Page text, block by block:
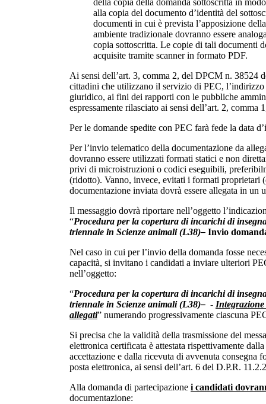
alla copia del documento d’identità del
documenti in cui è prevista l’apposizione
ambiente tradizionale dovranno essere
copia sottoscritta. Le copie di tali documenti
acquisite tramite scanner in formato PDF.
Ai sensi dell’art. 3, comma 2, del DPCM n. 38524
cittadini che utilizzano il servizio di PEC,
giuridico, ai fini dei rapporti con le pubbliche
espressamente rilasciato ai sensi dell’art. 2, comma
Per le domande spedite con PEC farà fede la data
Per l’invio telematico della documentazione da
dovranno essere utilizzati formati statici e non
privi di microistruzioni o codici eseguibili,
(ridotto). Vanno, invece, evitati i formati proprietari
documentazione inviata dovrà essere allegata in un
Il messaggio dovrà riportare nell’oggetto
“Procedura per la copertura di incarichi di
triennale in Scienze animali (L38)– Invio
Nel caso in cui per l’invio della domanda fosse
capacità, si invitano i candidati a inviare ulteriori
nell’oggetto:
“Procedura per la copertura di incarichi di
triennale in Scienze animali (L38)– -
allegati” numerando progressivamente ciascuna
Si precisa che la validità della trasmissione del
elettronica certificata è attestata rispettivamente
accettazione e dalla ricevuta di avvenuta consegna
posta elettronica, ai sensi dell’art. 6 del D.P.R.
Alla domanda di partecipazione i candidati
documentazione: